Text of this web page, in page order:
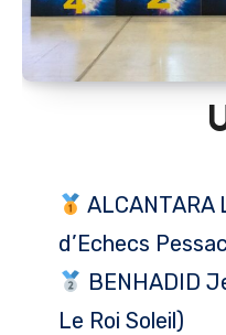
ALCANTARA
d’Echecs
BENHADID
Le Roi Soleil)